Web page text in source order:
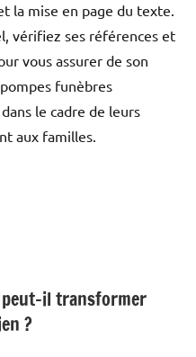
la mise en page du texte.
vérifiez ses références et
vous assurer de son
funèbres
le cadre de leurs
aux familles.
peut-il transformer
?